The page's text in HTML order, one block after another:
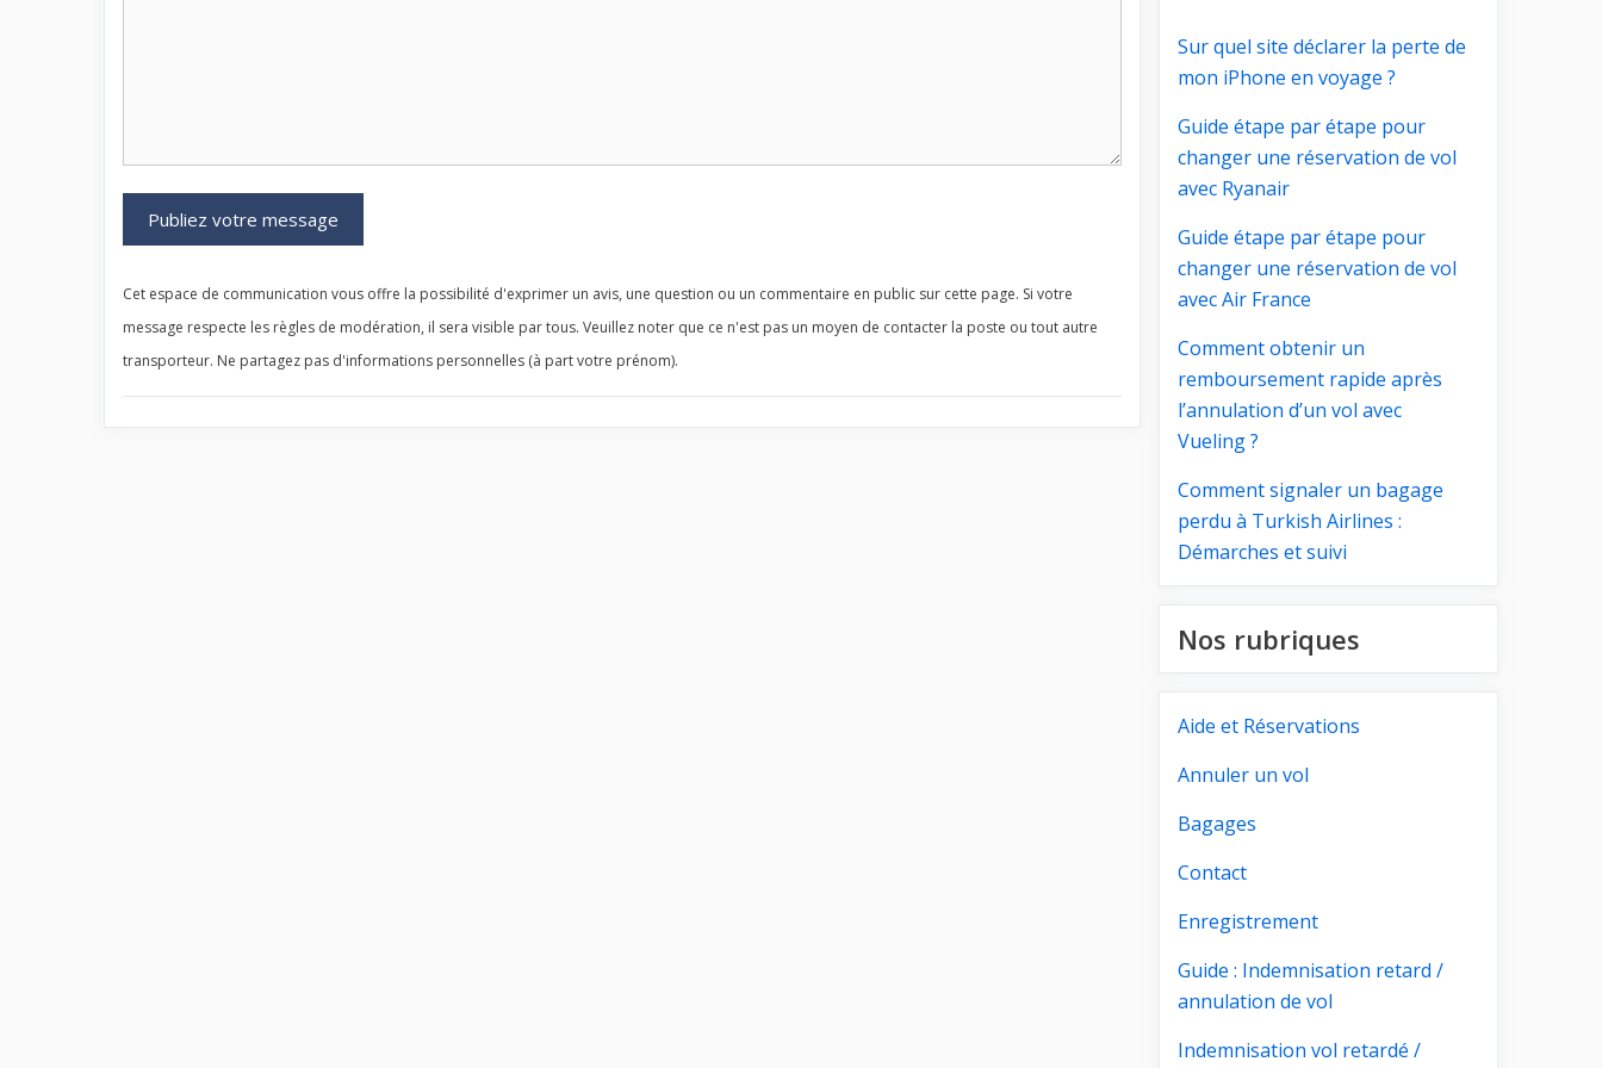
Cet espace de communication vous offre la possibilité d'exprimer un avis, une question ou un commentaire en public sur cette page. Si votre
message respecte les règles de modération, il sera visible par tous. Veuillez noter que ce n'est pas un moyen de contacter la poste ou tout autre
transporteur. Ne partagez pas d'informations personnelles (à part votre prénom).
Sur quel site déclarer la perte de
mon iPhone en voyage ?
Guide étape par étape pour
changer une réservation de vol
avec Ryanair
Guide étape par étape pour
changer une réservation de vol
avec Air France
Comment obtenir un
remboursement rapide après
l’annulation d’un vol avec
Vueling ?
Comment signaler un bagage
perdu à Turkish Airlines :
Démarches et suivi
Nos rubriques
Aide et Réservations
Annuler un vol
Bagages
Contact
Enregistrement
Guide : Indemnisation retard /
annulation de vol
Indemnisation vol retardé /